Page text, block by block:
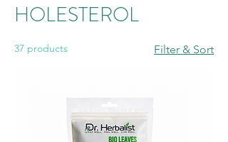
HOLESTEROL
37 products Filter & Sort